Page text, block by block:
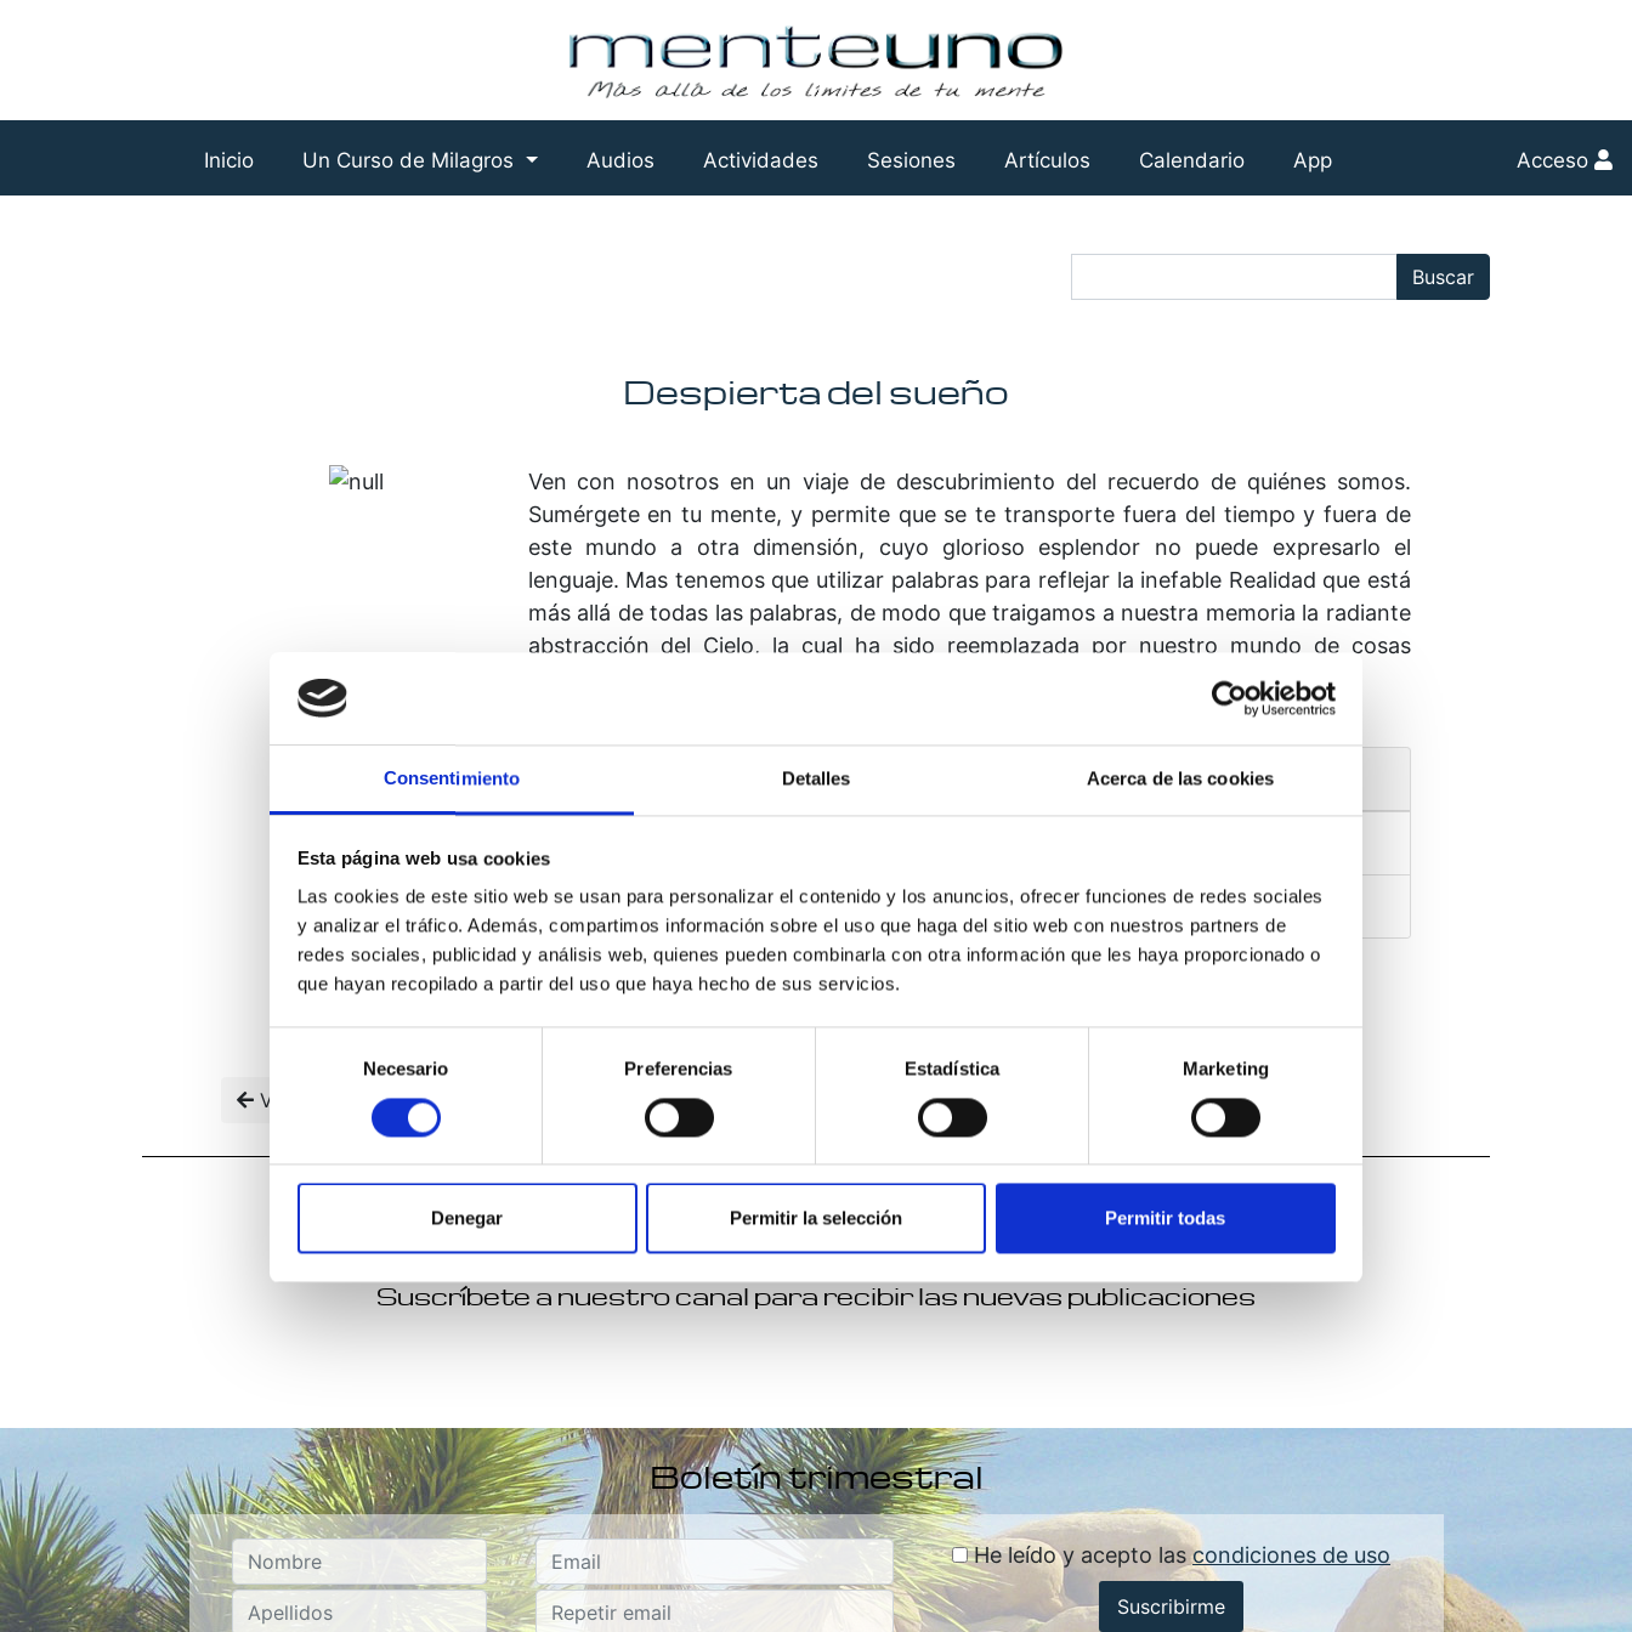
Consentimiento Detalles Acerca de las cookies
Esta página web usa cookies
Las cookies de este sitio web se usan para personalizar el contenido y los anuncios, ofrecer funciones de redes sociales
y analizar el tráfico. Además, compartimos información sobre el uso que haga del sitio web con nuestros partners de
redes sociales, publicidad y análisis web, quienes pueden combinarla con otra información que les haya proporcionado o
que hayan recopilado a partir del uso que haya hecho de sus servicios.
consentimiento
Necesario Preferencias Estadística Marketing
Denegar Permitir la selección Permitir todas
Inicio Un Curso de Milagros Audios Actividades Sesiones Artículos Calendario App Acceso
Buscar:
Buscar
Despierta del sueño
Ven con nosotros en un viaje de descubrimiento del recuerdo de quiénes somos.
Sumérgete en tu mente, y permite que se te transporte fuera del tiempo y fuera de
este mundo a otra dimensión, cuyo glorioso esplendor no puede expresarlo el
lenguaje. Mas tenemos que utilizar palabras para reflejar la inefable Realidad que está
más allá de todas las palabras, de modo que traigamos a nuestra memoria la radiante
abstracción del Cielo, la cual ha sido reemplazada por nuestro mundo de cosas
Editorial:El Grano de Mostaza Ediciones
Volver
Canal Telegram
Suscríbete a nuestro canal para recibir las nuevas publicaciones
Boletín trimestral
He leído y acepto lascondiciones de uso
Suscribirme